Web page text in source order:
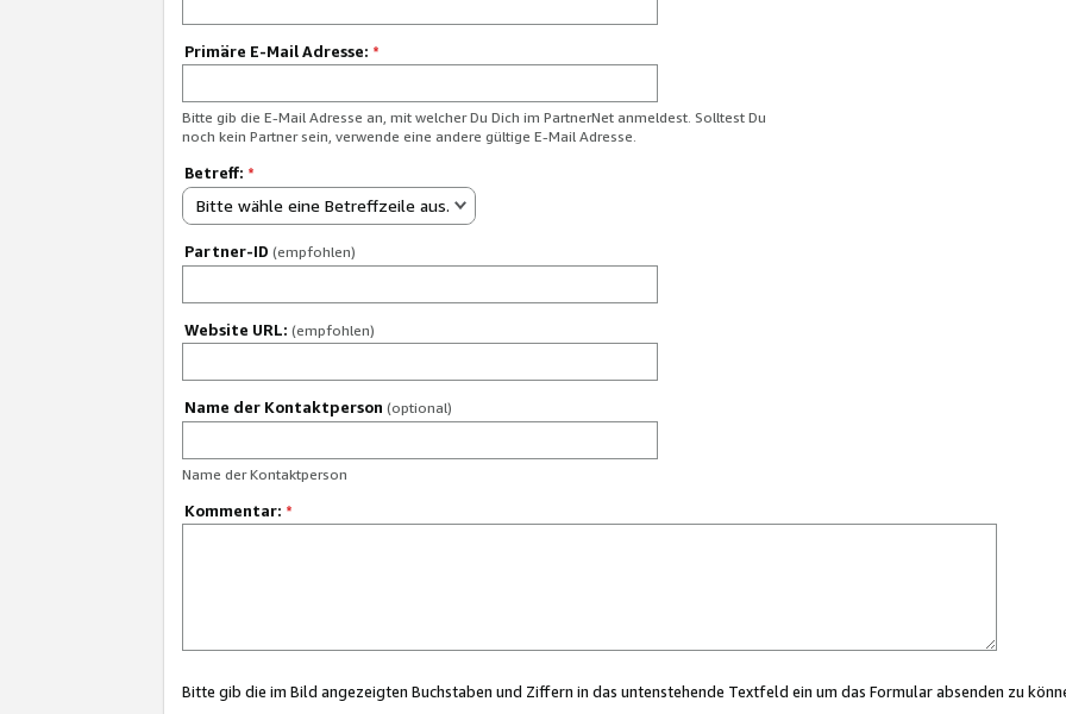
Primäre E-Mail Adresse: *
Bitte gib die E-Mail Adresse an, mit welcher Du Dich im PartnerNet anmeldest. Solltest Du
noch kein Partner sein, verwende eine andere gültige E-Mail Adresse.
Betreff: *
Bitte wähle eine Betreffzeile aus.
Partner-ID (empfohlen)
Website URL: (empfohlen)
Name der Kontaktperson (optional)
Name der Kontaktperson
Kommentar: *
Bitte gib die im Bild angezeigten Buchstaben und Ziffern in das untenstehende Textfeld ein um das Formular absenden zu